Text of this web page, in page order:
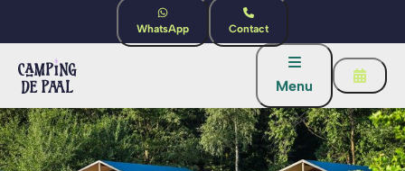
WhatsApp Contact
Menu